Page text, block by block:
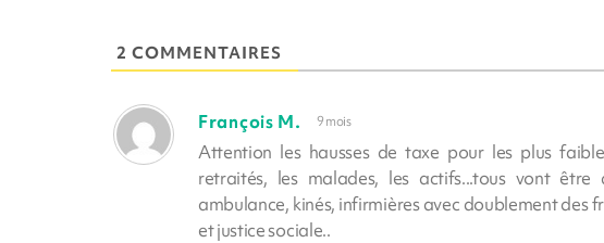
2 COMMENTAIRES
François M. 9 mois
Attention les hausses de taxe pour les plus
retraités, les malades, les actifs...tous vont être
ambulance, kinés, infirmières avec doublement des
et justice sociale..